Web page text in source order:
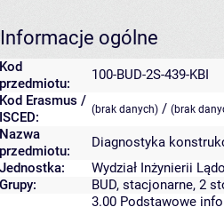
Informacje ogólne
Kod
przedmiotu:
100-BUD-2S-439-KBI
Kod Erasmus /
ISCED:
(brak danych) / (brak
Nazwa
przedmiotu:
Diagnostyka
Jednostka:
Wydział Inżynierii
Grupy:
BUD, stacjonarne, 2
3.00 Podstawowe